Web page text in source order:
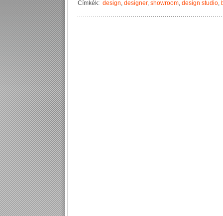
Címkék: design, designer, showroom, design studio,